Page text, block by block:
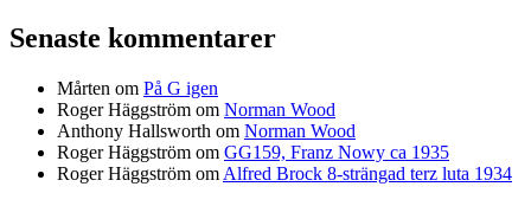
Senaste kommentarer
Mårten om På G igen
Roger Häggström om Norman Wood
Anthony Hallsworth om Norman Wood
Roger Häggström om GG159, Franz Nowy ca 1935
Roger Häggström om Alfred Brock 8-strängad terz luta 1934